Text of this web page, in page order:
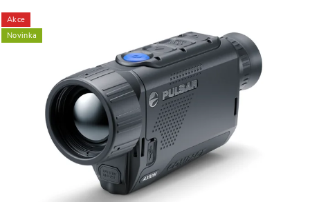
Akce
Novinka